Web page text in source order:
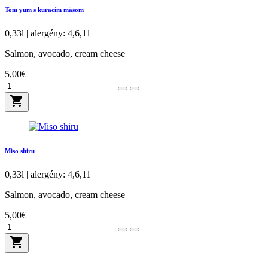
Tom yum s kuracím mäsom
0,33l | alergény: 4,6,11
Salmon, avocado, cream cheese
5,00€
shopping_cart
Miso shiru
0,33l | alergény: 4,6,11
Salmon, avocado, cream cheese
5,00€
shopping_cart